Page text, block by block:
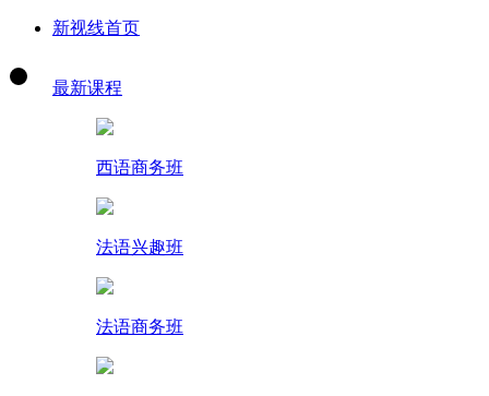
新视线首页
最新课程
西语商务班
法语兴趣班
法语商务班